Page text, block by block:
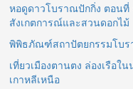
หอดูดาวโบราณปักกิ่ง ตอน
สังเกตการณ์และสวนดอกไม้
พิพิธภัณฑ์สถาปัตยกรรมโบร
เที่ยวเมืองตานตง ล่องเรือใ
เกาหลีเหนือ